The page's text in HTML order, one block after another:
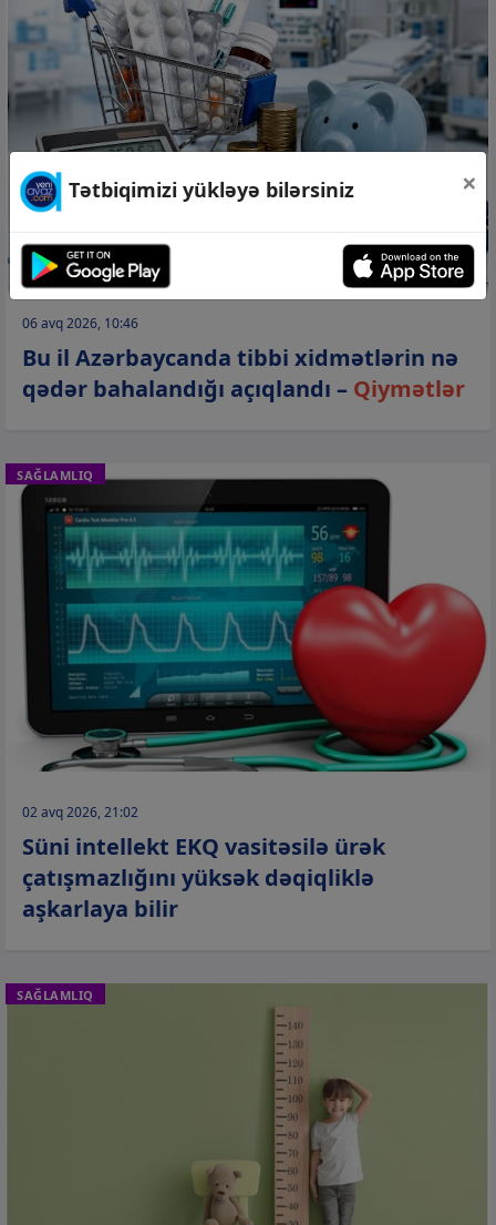
06 avq 2026, 10:46
Bu il Azərbaycanda tibbi xidmətlərin nə
qədər bahalandığı açıqlandı – Qiymətlər
SAĞLAMLIQ
02 avq 2026, 21:02
Süni intellekt EKQ vasitəsilə ürək
çatışmazlığını yüksək dəqiqliklə
aşkarlaya bilir
SAĞLAMLIQ
Tətbiqimizi yükləyə bilərsiniz ×